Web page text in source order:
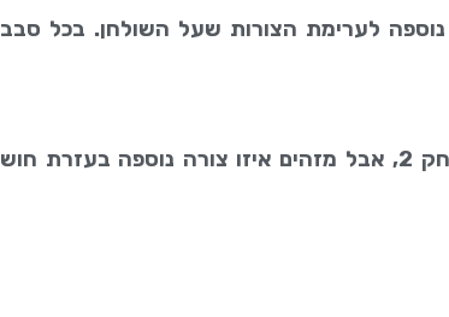
נוספה לערימת הצורות שעל השולחן. בכל סבב
המשימה: לפתח את הזיכרון החזותי. משחקים כמו במשחק 2, אבל מזהים איזו צורה נוספה בעזרת חוש